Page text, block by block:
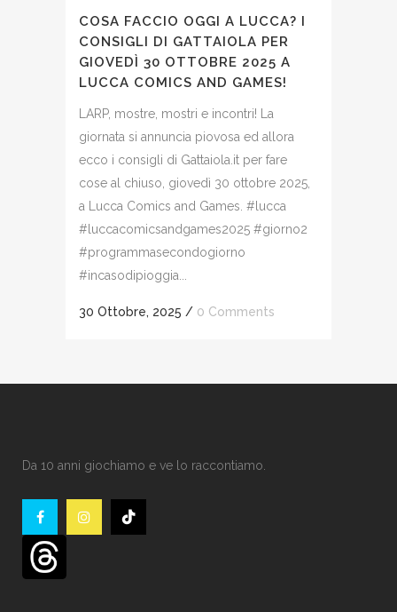
COSA FACCIO OGGI A LUCCA? I
CONSIGLI DI GATTAIOLA PER
GIOVEDÌ 30 OTTOBRE 2025 A
LUCCA COMICS AND GAMES!
LARP, mostre, mostri e incontri! La
giornata si annuncia piovosa ed allora
ecco i consigli di Gattaiola.it per fare
cose al chiuso, giovedì 30 ottobre 2025,
a Lucca Comics and Games. #lucca
#luccacomicsandgames2025 #giorno2
#programmasecondogiorno
#incasodipioggia...
30 Ottobre, 2025 / 0 Comments
Da 10 anni giochiamo e ve lo raccontiamo.